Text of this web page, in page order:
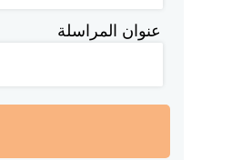
عنوان المراسلة